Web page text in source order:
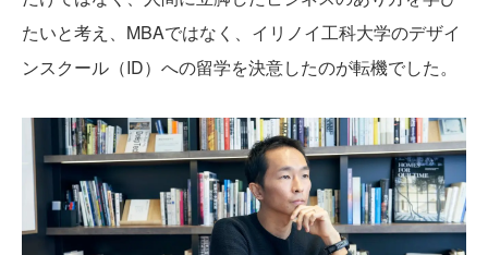
たいと考え、MBAではなく、イリノイ工科大学のデザイ
ンスクール（ID）への留学を決意したのが転機でした。